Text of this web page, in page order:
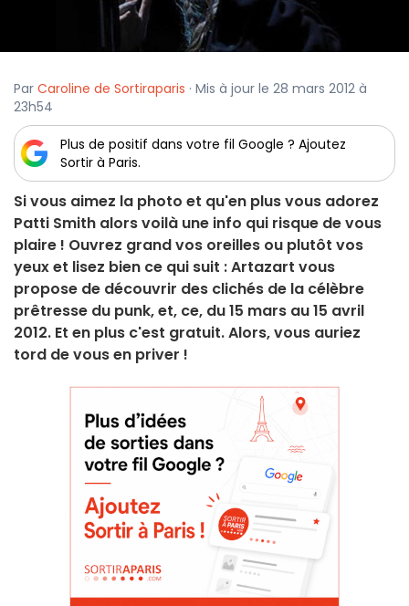
Par Caroline de Sortiraparis · Mis à jour le 28 mars 2012 à
23h54
Plus de positif dans votre fil Google ? Ajoutez
Sortir à Paris.
Si vous aimez la photo et qu'en plus vous adorez
Patti Smith alors voilà une info qui risque de vous
plaire ! Ouvrez grand vos oreilles ou plutôt vos
yeux et lisez bien ce qui suit : Artazart vous
propose de découvrir des clichés de la célèbre
prêtresse du punk, et, ce, du 15 mars au 15 avril
2012. Et en plus c'est gratuit. Alors, vous auriez
tord de vous en priver !